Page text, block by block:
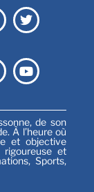
de son
À l’heure où
et objective
et
Sports,